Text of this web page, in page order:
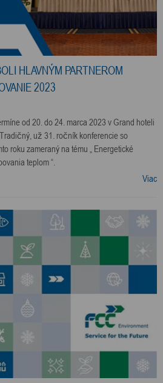
HLAVNÝM PARTNEROM
2023
od 20. do 24. marca 2023 v Grand hoteli
už 31. ročník konferencie so
roku zameraný na tému „ Energetické
teplom “.
Viac